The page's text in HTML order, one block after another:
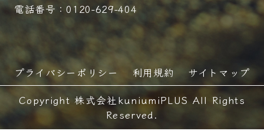
電話番号：0120-629-404
プライバシーポリシー 利用規約
サイトマップ
Copyright 株式会社kuniumiPLUS All Rights
Reserved.